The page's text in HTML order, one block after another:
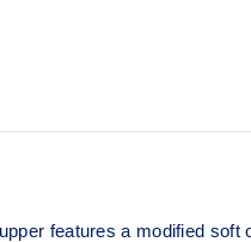
features a modified soft